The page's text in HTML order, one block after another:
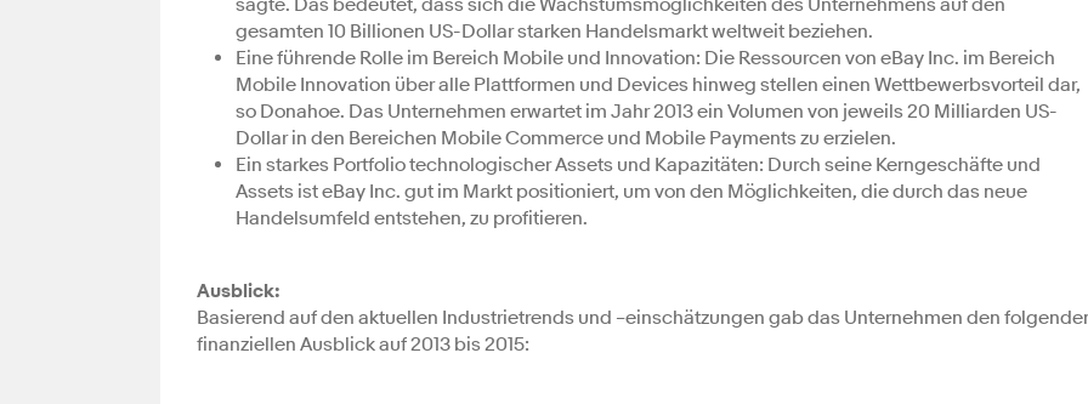
sagte. Das bedeutet, dass sich die Wachstumsmöglichkeiten des Unternehmens auf den
gesamten 10 Billionen US-Dollar starken Handelsmarkt weltweit beziehen.
Eine führende Rolle im Bereich Mobile und Innovation: Die Ressourcen von eBay Inc. im Bereich
Mobile Innovation über alle Plattformen und Devices hinweg stellen einen Wettbewerbsvorteil dar,
so Donahoe. Das Unternehmen erwartet im Jahr 2013 ein Volumen von jeweils 20 Milliarden US-
Dollar in den Bereichen Mobile Commerce und Mobile Payments zu erzielen.
Ein starkes Portfolio technologischer Assets und Kapazitäten: Durch seine Kerngeschäfte und
Assets ist eBay Inc. gut im Markt positioniert, um von den Möglichkeiten, die durch das neue
Handelsumfeld entstehen, zu profitieren.
Ausblick:
Basierend auf den aktuellen Industrietrends und –einschätzungen gab das Unternehmen den
finanziellen Ausblick auf 2013 bis 2015: